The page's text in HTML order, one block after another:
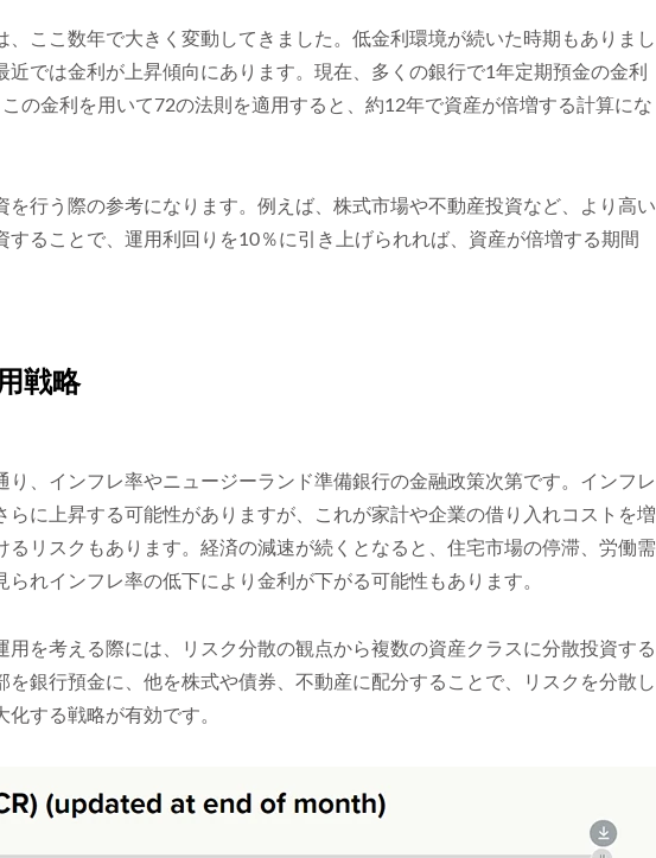
、ここ数年で大きく変動してきました。低金利環境が続いた時期もありまし
では金利が上昇傾向にあります。現在、多くの銀行で1年定期預金の金利
の金利を用いて72の法則を適用すると、約12年で資産が倍増する計算にな
を行う際の参考になります。例えば、株式市場や不動産投資など、より高い
することで、運用利回りを10％に引き上げられれば、資産が倍増する期間
戦略
、インフレ率やニュージーランド準備銀行の金融政策次第です。インフレ
らに上昇する可能性がありますが、これが家計や企業の借り入れコストを増
るリスクもあります。経済の減速が続くとなると、住宅市場の停滞、労働需
れインフレ率の低下により金利が下がる可能性もあります。
用を考える際には、リスク分散の観点から複数の資産クラスに分散投資する
を銀行預金に、他を株式や債券、不動産に配分することで、リスクを分散し
する戦略が有効です。